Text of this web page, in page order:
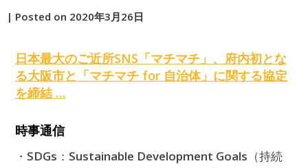
by
| Posted on 2020年3月26日
日本最大のご近所SNS「マチマチ」、府内初とな
る大阪市と「マチマチ for 自治体」に関する協定
を締結 …
時事通信
・ SDGs ： Sustainable Development Goals （持続